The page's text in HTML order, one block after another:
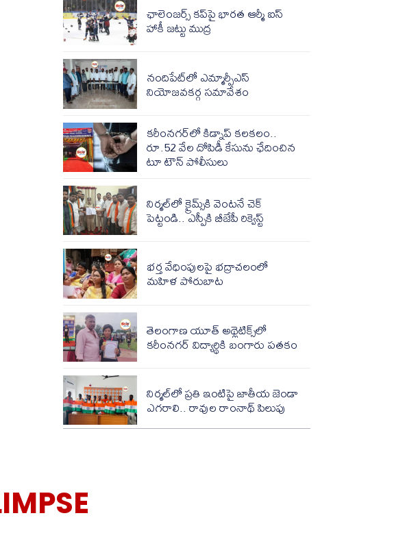
ఛాలెంజర్స్ కప్‌పై భారత ఆర్మీ ఐస్
హాకీ జట్టు ముద్ర
నందిపేట్‌లో ఎమ్మార్పీఎస్
నియోజవకర్గ సమావేశం
కరీంనగర్‌లో కిడ్నాప్ కలకలం..
రూ.52 వేల దోపిడీ కేసును ఛేదించిన
టూ టౌన్ పోలీసులు
నిర్మల్‌‌లో క్రైమ్స్‌‌కి వెంటనే చెక్
పెట్టండి.. ఎస్పీకి బీజేపీ రిక్వెస్ట్
భర్త వేధింపులపై భద్రాచలంలో
మహిళ పోరుబాట
తెలంగాణ యూత్ అథ్లెటిక్స్‌లో
కరీంనగర్ విద్యార్థికి బంగారు పతకం
నిర్మల్‌లో ప్రతి ఇంటిపై జాతీయ జెండా
ఎగరాలి.. రావుల రాంనాథ్ పిలుపు